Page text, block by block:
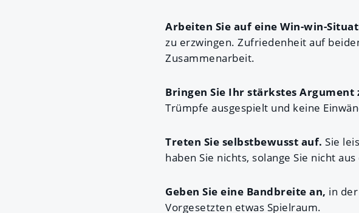
Arbeiten Sie auf eine Win-win-
zu erzwingen. Zufriedenheit auf
Zusammenarbeit.
Bringen Sie Ihr stärkstes Argument
Trümpfe ausgespielt und keine
Treten Sie selbstbewusst auf. Sie
haben Sie nichts, solange Sie nicht
Geben Sie eine Bandbreite an, in
Vorgesetzten etwas Spielraum.